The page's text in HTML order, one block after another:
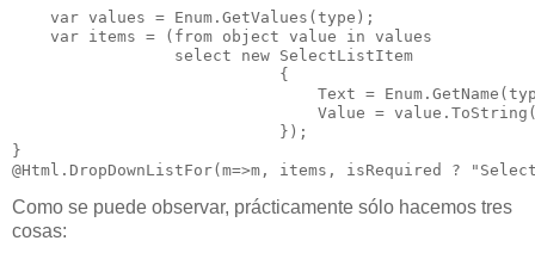
    var values = Enum.GetValues(type);
    var items = (from object value in values
                 select new SelectListItem
                            {
Text =
Value =
                            });
}
@Html.DropDownListFor(m=>m, items, isRequired ?
Como se puede observar, prácticamente sólo hacemos tres
cosas: